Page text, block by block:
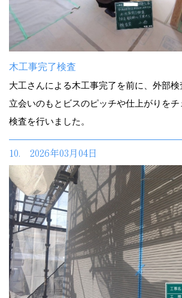
木工事完了検査
大工さんによる木工事完了を前に、外部
立会いのもとビスのピッチや仕上がりを
検査を行いました。
10. 2026年03月04日